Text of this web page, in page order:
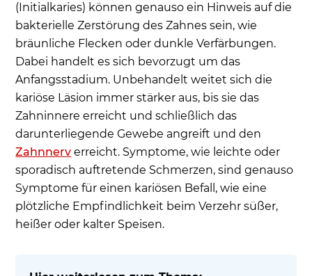
(Initialkaries) können genauso ein Hinweis auf die
bakterielle Zerstörung des Zahnes sein, wie
bräunliche Flecken oder dunkle Verfärbungen.
Dabei handelt es sich bevorzugt um das
Anfangsstadium. Unbehandelt weitet sich die
kariöse Läsion immer stärker aus, bis sie das
Zahninnere erreicht und schließlich das
darunterliegende Gewebe angreift und den
Zahnnerv erreicht. Symptome, wie leichte oder
sporadisch auftretende Schmerzen, sind genauso
Symptome für einen kariösen Befall, wie eine
plötzliche Empfindlichkeit beim Verzehr süßer,
heißer oder kalter Speisen.